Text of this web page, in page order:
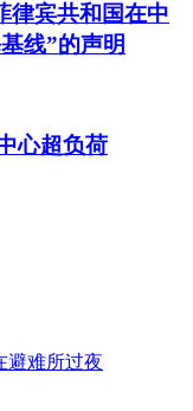
律宾共和国在中
线”的声明
心超负荷
避难所过夜